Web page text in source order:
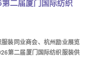
二届厦门国际纺织
装同业商会、杭州励业展览
第二届厦门国际纺织服装供